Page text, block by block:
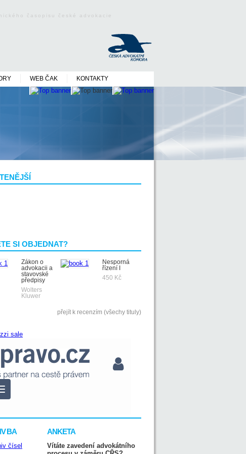
časopisu české advokacie
WEB ČAK KONTAKTY
SI OBJEDNAT?
Zákon o
advokacii a
stavovské
předpisy
Wolters
Kluwer
Nesporná
řízení I
450 Kč
přejít k recenzím (všechy tituly)
BA ANKETA
Vítáte zavedení advokátního